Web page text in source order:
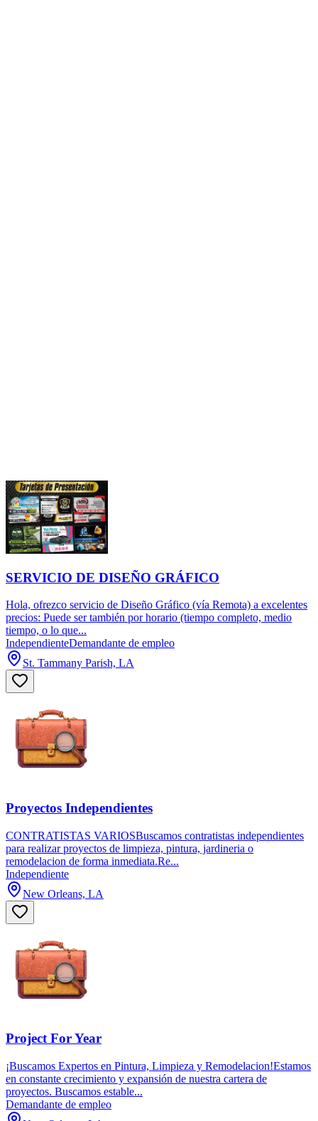
SERVICIO DE DISEÑO GRÁFICO
Hola, ofrezco servicio de Diseño Gráfico (vía Remota) a excelentes
precios: Puede ser también por horario (tiempo completo, medio
tiempo, o lo que...
IndependienteDemandante de empleo
St. Tammany Parish, LA
Proyectos Independientes
CONTRATISTAS VARIOSBuscamos contratistas independientes
para realizar proyectos de limpieza, pintura, jardineria o
remodelacion de forma inmediata.Re...
Independiente
New Orleans, LA
Project For Year
¡Buscamos Expertos en Pintura, Limpieza y Remodelacion!Estamos
en constante crecimiento y expansión de nuestra cartera de
proyectos. Buscamos estable...
Demandante de empleo